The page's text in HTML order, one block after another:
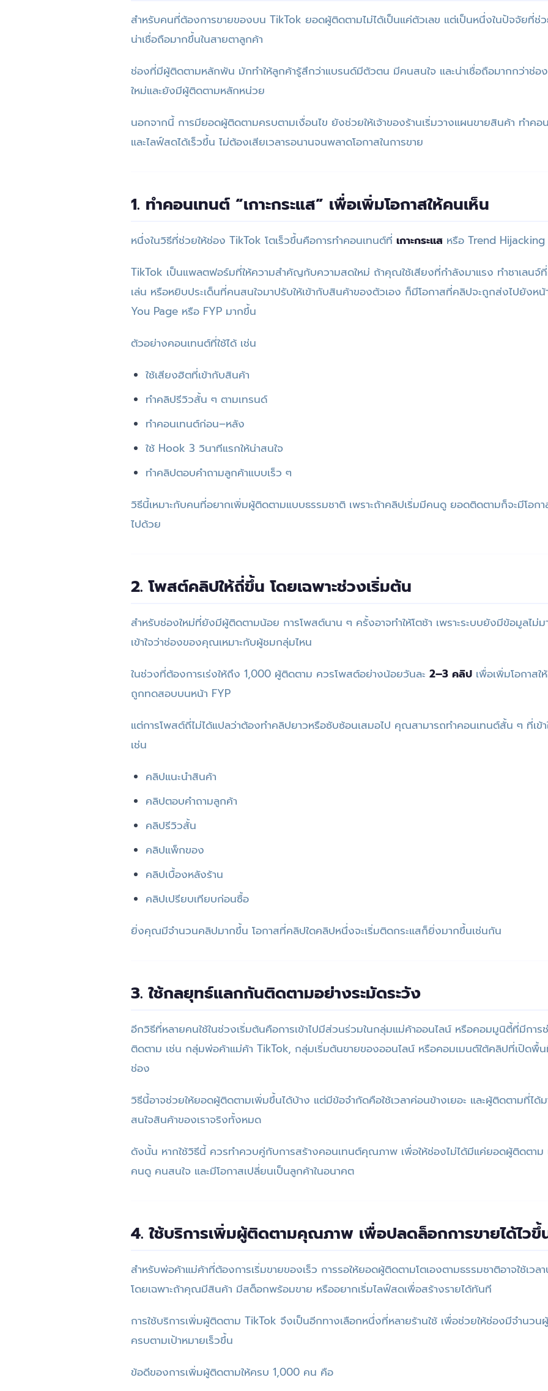
สำหรับคนที่ต้องการขายของบน TikTok ยอดผู้ติดตามไม่ได้เป็นแค่ตัวเลข แต่เป็นหนึ่งในปัจจัยที่ช่
น่าเชื่อถือมากขึ้นในสายตาลูกค้า
ช่องที่มีผู้ติดตามหลักพัน มักทำให้ลูกค้ารู้สึกว่าแบรนด์มีตัวตน มีคนสนใจ และน่าเชื่อถือมากกว่าช่อ
ใหม่และยังมีผู้ติดตามหลักหน่วย
นอกจากนี้ การมียอดผู้ติดตามครบตามเงื่อนไข ยังช่วยให้เจ้าของร้านเริ่มวางแผนขายสินค้า ทำคอ
และไลฟ์สดได้เร็วขึ้น ไม่ต้องเสียเวลารอนานจนพลาดโอกาสในการขาย
1. ทำคอนเทนต์ “เกาะกระแส” เพื่อเพิ่มโอกาสให้คนเห็น
หนึ่งในวิธีที่ช่วยให้ช่อง TikTok โตเร็วขึ้นคือการทำคอนเทนต์ที่ เกาะกระแส หรือ Trend Hijacking
TikTok เป็นแพลตฟอร์มที่ให้ความสำคัญกับความสดใหม่ ถ้าคุณใช้เสียงที่กำลังมาแรง ทำชาเลนจ์
เล่น หรือหยิบประเด็นที่คนสนใจมาปรับให้เข้ากับสินค้าของตัวเอง ก็มีโอกาสที่คลิปจะถูกส่งไปยังหน้
You Page หรือ FYP มากขึ้น
ตัวอย่างคอนเทนต์ที่ใช้ได้ เช่น
ใช้เสียงฮิตที่เข้ากับสินค้า
ทำคลิปรีวิวสั้น ๆ ตามเทรนด์
ทำคอนเทนต์ก่อน–หลัง
ใช้ Hook 3 วินาทีแรกให้น่าสนใจ
ทำคลิปตอบคำถามลูกค้าแบบเร็ว ๆ
วิธีนี้เหมาะกับคนที่อยากเพิ่มผู้ติดตามแบบธรรมชาติ เพราะถ้าคลิปเริ่มมีคนดู ยอดติดตามก็จะมีโอก
ไปด้วย
2. โพสต์คลิปให้ถี่ขึ้น โดยเฉพาะช่วงเริ่มต้น
สำหรับช่องใหม่ที่ยังมีผู้ติดตามน้อย การโพสต์นาน ๆ ครั้งอาจทำให้โตช้า เพราะระบบยังมีข้อมูลไม่
เข้าใจว่าช่องของคุณเหมาะกับผู้ชมกลุ่มไหน
ในช่วงที่ต้องการเร่งให้ถึง 1,000 ผู้ติดตาม ควรโพสต์อย่างน้อยวันละ 2–3 คลิป เพื่อเพิ่มโอกาส
ถูกทดสอบบนหน้า FYP
แต่การโพสต์ถี่ไม่ได้แปลว่าต้องทำคลิปยาวหรือซับซ้อนเสมอไป คุณสามารถทำคอนเทนต์สั้น ๆ ที่เข้า
เช่น
คลิปแนะนำสินค้า
คลิปตอบคำถามลูกค้า
คลิปรีวิวสั้น
คลิปแพ็กของ
คลิปเบื้องหลังร้าน
คลิปเปรียบเทียบก่อนซื้อ
ยิ่งคุณมีจำนวนคลิปมากขึ้น โอกาสที่คลิปใดคลิปหนึ่งจะเริ่มติดกระแสก็ยิ่งมากขึ้นเช่นกัน
3. ใช้กลยุทธ์แลกกันติดตามอย่างระมัดระวัง
อีกวิธีที่หลายคนใช้ในช่วงเริ่มต้นคือการเข้าไปมีส่วนร่วมในกลุ่มแม่ค้าออนไลน์ หรือคอมมูนิตี้ที่มีการ
ติดตาม เช่น กลุ่มพ่อค้าแม่ค้า TikTok, กลุ่มเริ่มต้นขายของออนไลน์ หรือคอมเมนต์ใต้คลิปที่เปิดพื้น
ช่อง
วิธีนี้อาจช่วยให้ยอดผู้ติดตามเพิ่มขึ้นได้บ้าง แต่มีข้อจำกัดคือใช้เวลาค่อนข้างเยอะ และผู้ติดตามที่ได้ม
สนใจสินค้าของเราจริงทั้งหมด
ดังนั้น หากใช้วิธีนี้ ควรทำควบคู่กับการสร้างคอนเทนต์คุณภาพ เพื่อให้ช่องไม่ได้มีแค่ยอดผู้ติดตา
คนดู คนสนใจ และมีโอกาสเปลี่ยนเป็นลูกค้าในอนาคต
4. ใช้บริการเพิ่มผู้ติดตามคุณภาพ เพื่อปลดล็อกการขายได้ไวขึ้
สำหรับพ่อค้าแม่ค้าที่ต้องการเริ่มขายของเร็ว การรอให้ยอดผู้ติดตามโตเองตามธรรมชาติอาจใช้เวลา
โดยเฉพาะถ้าคุณมีสินค้า มีสต็อกพร้อมขาย หรืออยากเริ่มไลฟ์สดเพื่อสร้างรายได้ทันที
การใช้บริการเพิ่มผู้ติดตาม TikTok จึงเป็นอีกทางเลือกหนึ่งที่หลายร้านใช้ เพื่อช่วยให้ช่องมีจำนวน
ครบตามเป้าหมายเร็วขึ้น
ข้อดีของการเพิ่มผู้ติดตามให้ครบ 1,000 คน คือ